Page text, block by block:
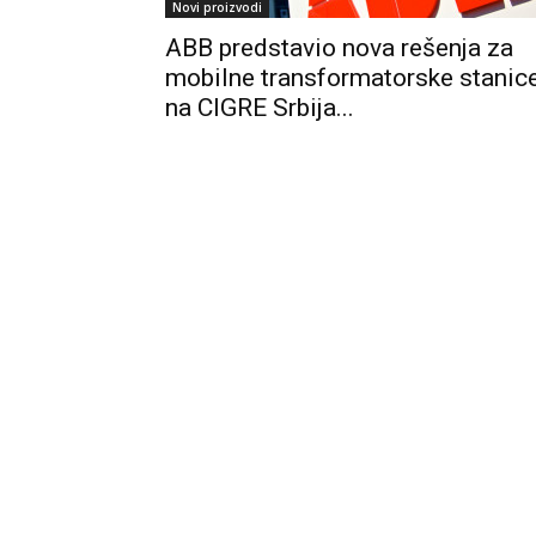
Novi proizvodi
ABB predstavio nova rešenja za
mobilne transformatorske
na CIGRE Srbija...